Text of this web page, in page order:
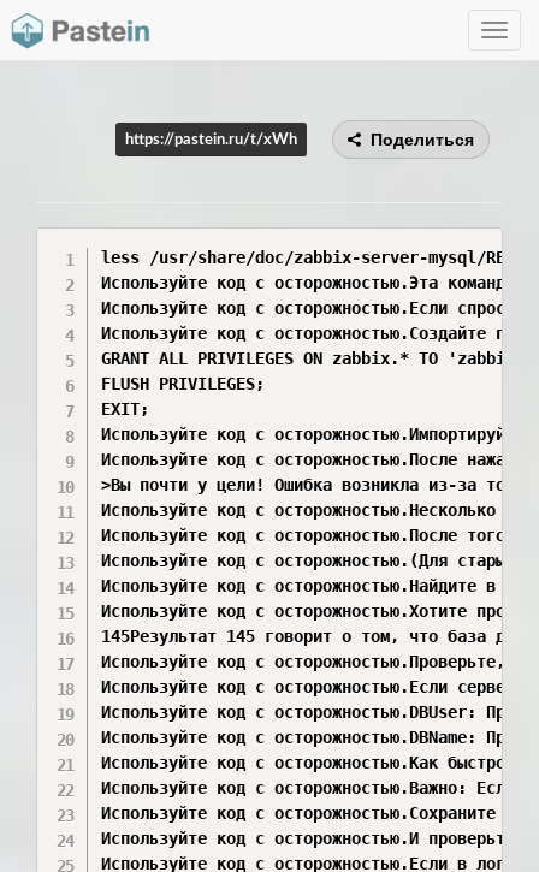
Toggle
https://pastein.ru/t/xWh Поделиться
less /usr/share/doc/zabbix-server-mysql/README.Debian что значит это комнадаЭта команда открывает